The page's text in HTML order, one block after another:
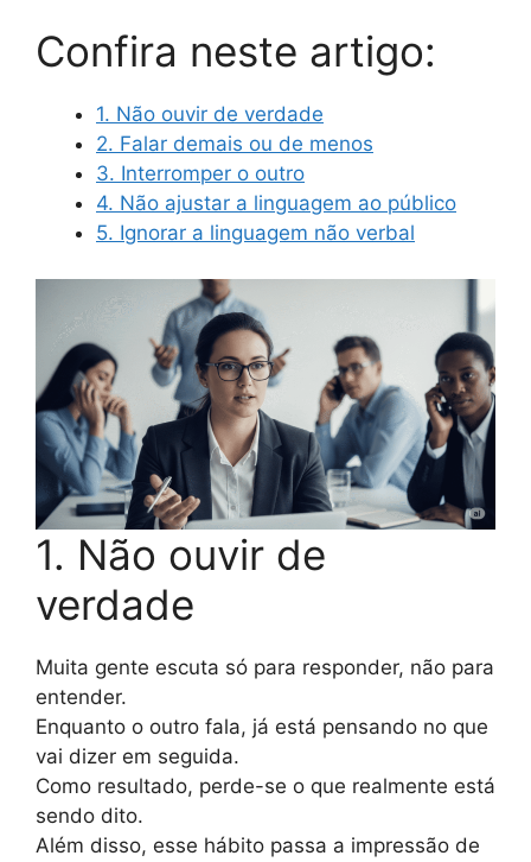
Confira neste artigo:
1. Não ouvir de verdade
2. Falar demais ou de menos
3. Interromper o outro
4. Não ajustar a linguagem ao público
5. Ignorar a linguagem não verbal
1. Não ouvir de
verdade
Muita gente escuta só para responder, não para
entender.
Enquanto o outro fala, já está pensando no que
vai dizer em seguida.
Como resultado, perde-se o que realmente está
sendo dito.
Além disso, esse hábito passa a impressão de